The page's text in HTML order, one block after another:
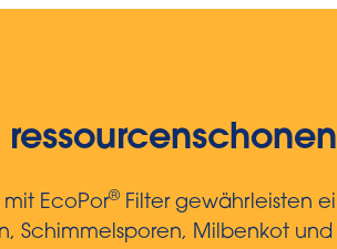
EcoPor® Filter gewährleisten
Schimmelsporen, Milbenkot